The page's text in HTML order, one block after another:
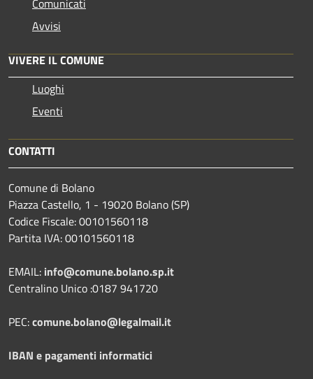
Avvisi
VIVERE IL COMUNE
Luoghi
Eventi
CONTATTI
Comune di Bolano
Piazza Castello, 1 - 19020 Bolano (SP)
Codice Fiscale: 00101560118
Partita IVA: 00101560118
EMAIL: info@comune.bolano.sp.it
Centralino Unico :0187 941720
PEC:comune.bolano@legalmail.it
IBAN e pagamenti informatici